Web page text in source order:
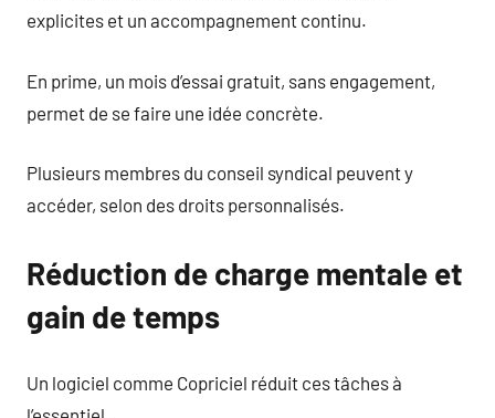
explicites et un accompagnement continu.
En prime, un mois d’essai gratuit, sans engagement,
permet de se faire une idée concrète.
Plusieurs membres du conseil syndical peuvent y
accéder, selon des droits personnalisés.
Réduction de charge mentale et
gain de temps
Un logiciel comme Copriciel réduit ces tâches à